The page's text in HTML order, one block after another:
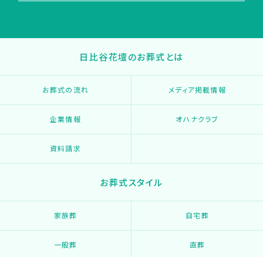
日比谷花壇のお葬式とは
お葬式の流れ メディア掲載情報
企業情報 オハナクラブ
資料請求
お葬式スタイル
家族葬 自宅葬
一般葬 直葬